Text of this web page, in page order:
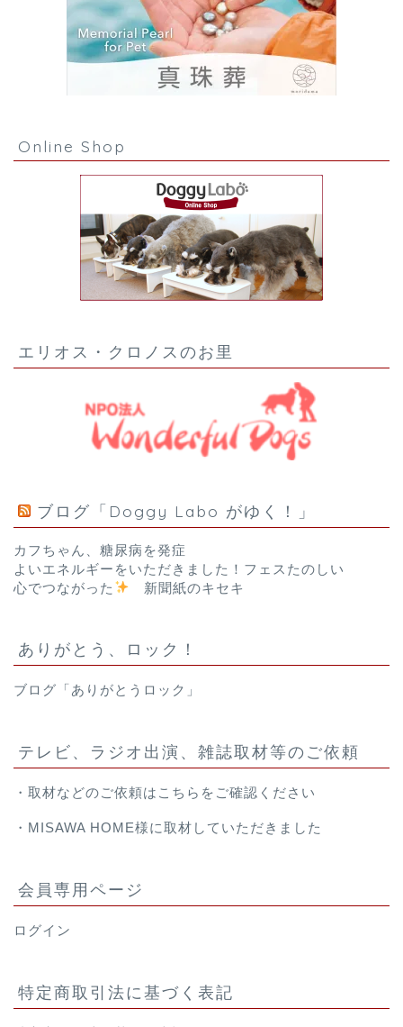
Online Shop
エリオス・クロノスのお里
ブログ「Doggy Labo がゆく！」
カフちゃん、糖尿病を発症
よいエネルギーをいただきました！フェスたのしい
心でつながった
新聞紙のキセキ
ありがとう、ロック！
ブログ「ありがとうロック」
テレビ、ラジオ出演、雑誌取材等のご依頼
・取材などのご依頼は こちら をご確認ください
・ MISAWA HOME様に取材していただきました
会員専用ページ
ログイン
特定商取引法に基づく表記